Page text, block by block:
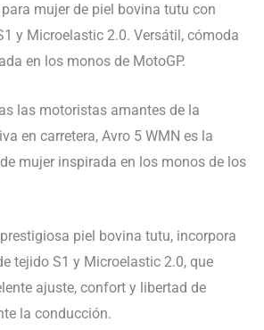
mujer de piel bovina tutu con
y Microelastic 2.0. Versátil, cómoda
en los monos de MotoGP.
las motoristas amantes de la
en carretera, Avro 5 WMN es la
mujer inspirada en los monos de los
piel bovina tutu, incorpora
tejido S1 y Microelastic 2.0, que
ajuste, confort y libertad de
la conducción.